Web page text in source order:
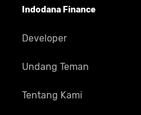
Indodana Finance
Developer
Undang Teman
Tentang Kami